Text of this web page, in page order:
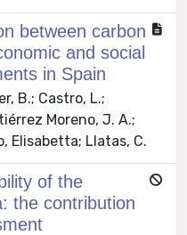
between carbon
and social
in Spain
B.; Castro, L.;
Moreno, J. A.;
Elisabetta; Llatas, C.
of the
the contribution